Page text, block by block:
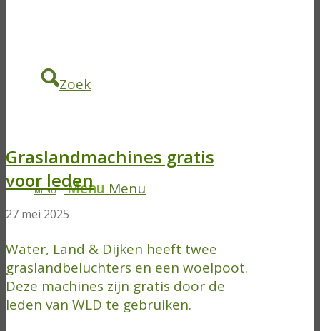
Zoek
Menu Menu
Graslandmachines gratis
voor leden
27 mei 2025
Water, Land & Dijken heeft twee
graslandbeluchters en een woelpoot.
Deze machines zijn gratis door de
leden van WLD te gebruiken.